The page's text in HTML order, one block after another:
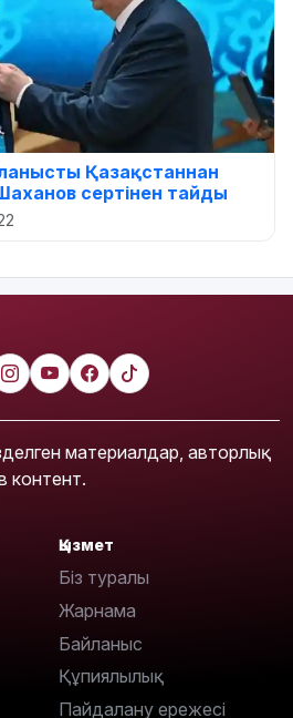
Қазақстаннан
сертінен тайды
материалдар, авторлық
контент.
Қызмет
Біз туралы
Жарнама
Байланыс
Құпиялылық
Пайдалану ережесі